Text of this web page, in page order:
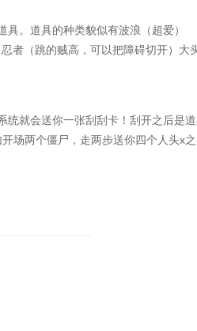
。道具的种类貌似有波浪（超爱）
者（跳的贼高，可以把障碍切开）大
就会送你一张刮刮卡！刮开之后是道
场两个僵尸，走两步送你四个人头x